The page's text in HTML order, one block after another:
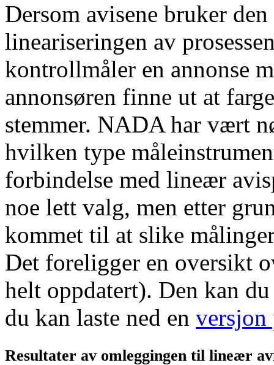
Dersom avisene bruker
lineariseringen av
kontrollmåler en annonse
annonsøren finne ut at
stemmer. NADA har vært
hvilken type
forbindelse med lineær
noe lett valg, men etter
kommet til at slike
Det foreligger en oversikt
helt oppdatert). Den kan
du kan laste ned en versjon
Resultater av omleggingen til lineær